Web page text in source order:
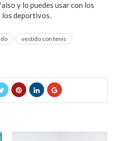
y lo puedes usar con los
los deportivos.
vestido con tenis